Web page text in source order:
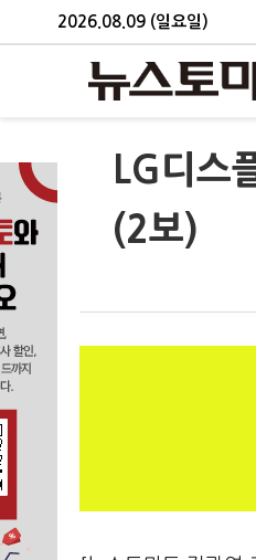
2026.08.09 (일요일)
LG디스
(2보)